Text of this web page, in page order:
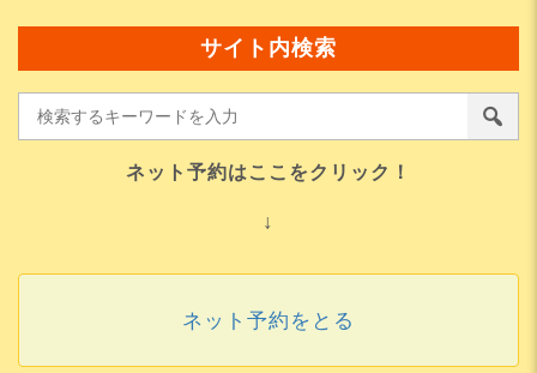
サイト内検索
ネット予約はここをクリック！
↓
ネット予約をとる